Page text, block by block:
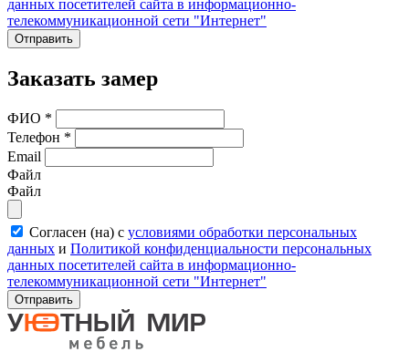
данных посетителей сайта в информационно-
телекоммуникационной сети "Интернет"
Отправить
Заказать замер
ФИО *
Телефон *
Email
Файл
Файл
Согласен (на) с условиями обработки персональных
данных и Политикой конфиденциальности персональных
данных посетителей сайта в информационно-
телекоммуникационной сети "Интернет"
Отправить